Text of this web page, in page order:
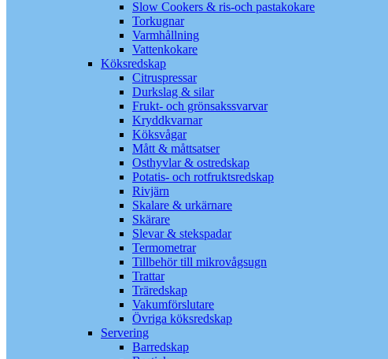
Slow Cookers & ris-och pastakokare
Torkugnar
Varmhållning
Vattenkokare
Köksredskap
Citruspressar
Durkslag & silar
Frukt- och grönsakssvarvar
Kryddkvarnar
Köksvågar
Mått & måttsatser
Osthyvlar & ostredskap
Potatis- och rotfruktsredskap
Rivjärn
Skalare & urkärnare
Skärare
Slevar & stekspadar
Termometrar
Tillbehör till mikrovågsugn
Trattar
Träredskap
Vakumförslutare
Övriga köksredskap
Servering
Barredskap